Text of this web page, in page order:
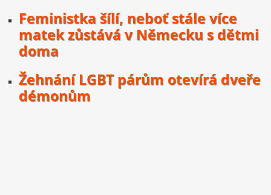
Feministka šílí, neboť stále více
matek zůstává v Německu s dětmi
doma
Žehnání LGBT párům otevírá dveře
démonům